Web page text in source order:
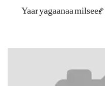
یار یگانہ ِملسی تینوں، جے سِر دی بازی لائیں ھُوYaar yagaanaa milsee